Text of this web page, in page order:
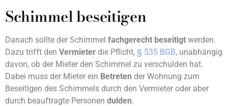
Schimmel beseitigen
Danach sollte der Schimmel fachgerecht beseitigt werden.
Dazu trifft den Vermieter die Pflicht, § 535 BGB, unabhängig
davon, ob der Mieter den Schimmel zu verschulden hat.
Dabei muss der Mieter ein Betreten der Wohnung zum
Beseitigen des Schimmels durch den Vermieter oder aber
durch beauftragte Personen dulden.